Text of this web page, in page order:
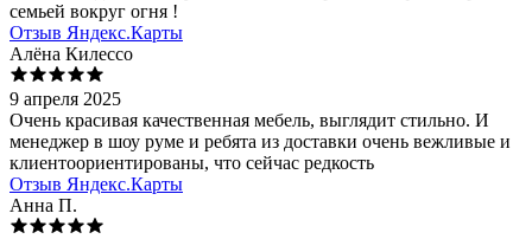
семьей вокруг огня !
Отзыв Яндекс.Карты
Алёна Килессо
9 апреля 2025
Очень красивая качественная мебель, выглядит стильно. И
менеджер в шоу руме и ребята из доставки очень вежливые и
клиентоориентированы, что сейчас редкость
Отзыв Яндекс.Карты
Анна П.